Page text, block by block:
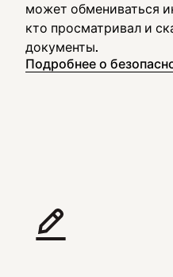
может обмениваться
кто просматривал и
документы.
Подробнее о